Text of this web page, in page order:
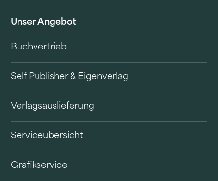
Unser Angebot
Buchvertrieb
Self Publisher & Eigenverlag
Verlagsauslieferung
Serviceübersicht
Grafikservice